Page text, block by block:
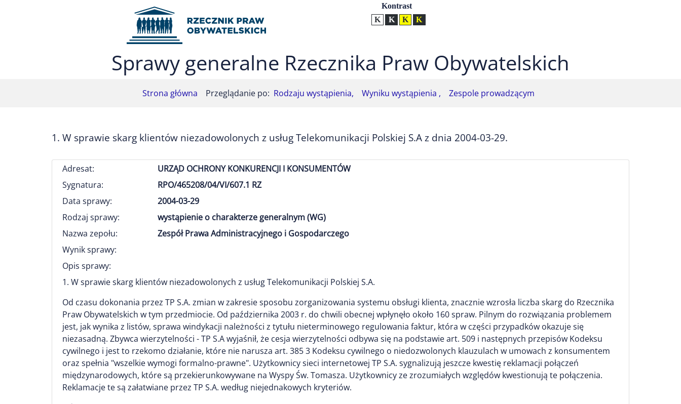
Przejdź do menu głównego (nacisnij Enter)
Przejdź do mapy serwisu (nacisnij Enter) UstawieniaKontrast
Kontrast normalny
Kontrast biały tekst na czarnym
Kontrast czarny tekst na żółtym
Sprawy generalne Rzecznika Praw Obywatelskich
Strona główna Przeglądanie po: Rodzaju wystąpienia, Wyniku wystąpienia , Zespole prowadzącym
1. W sprawie skarg klientów niezadowolonych z usług Telekomunikacji Polskiej S.A z dnia 2004-03-29.
Adresat:
URZĄD OCHRONY KONKURENCJI I KONSUMENTÓW
Sygnatura:
RPO/465208/04/VI/607.1 RZ
Data sprawy:
2004-03-29
Rodzaj sprawy:
wystąpienie o charakterze generalnym (WG)
Nazwa zepołu:
Zespół Prawa Administracyjnego i Gospodarczego
Wynik sprawy:
Opis sprawy:
1. W sprawie skarg klientów niezadowolonych z usług Telekomunikacji Polskiej S.A.
Od czasu dokonania przez TP S.A. zmian w zakresie sposobu zorganizowania systemu obsługi klienta, znacznie wzrosła liczba skarg do Rzecznika
Praw Obywatelskich w tym przedmiocie. Od października 2003 r. do chwili obecnej wpłynęło około 160 spraw. Pilnym do rozwiązania problemem
jest, jak wynika z listów, sprawa windykacji należności z tytułu nieterminowego regulowania faktur, która w części przypadków okazuje się
niezasadną. Zbywca wierzytelności - TP S.A wyjaśnił, że cesja wierzytelności odbywa się na podstawie art. 509 i następnych przepisów Kodeksu
cywilnego i jest to rzekomo działanie, które nie narusza art. 385 3 Kodeksu cywilnego o niedozwolonych klauzulach w umowach z konsumentem
oraz spełnia "wszelkie wymogi formalno-prawne". Użytkownicy sieci internetowej TP S.A. sygnalizują jeszcze kwestię reklamacji połączeń
międzynarodowych, które są przekierunkowywane na Wyspy Św. Tomasza. Użytkownicy ze zrozumiałych względów kwestionują te połączenia.
Reklamacje te są załatwiane przez TP S.A. według niejednakowych kryteriów.